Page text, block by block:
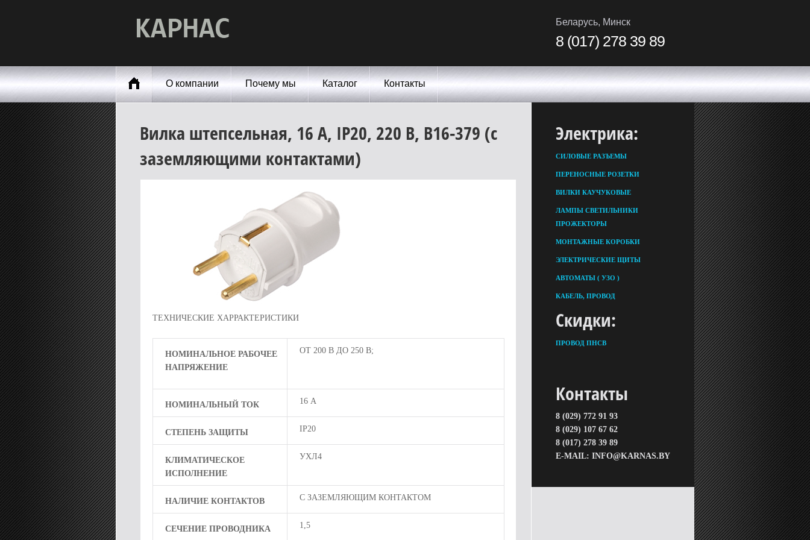
Беларусь, Минск
8 (017) 278 39 89
О компании Почему мы Каталог Контакты
Вилка штепсельная, 16 А, IP20, 220 В, В16-379 (с
заземляющими контактами)
ТЕХНИЧЕСКИЕ ХАРРАКТЕРИСТИКИ
НОМИНАЛЬНОЕ РАБОЧЕЕ
НАПРЯЖЕНИЕ
ОТ 200 В ДО 250 В;
НОМИНАЛЬНЫЙ ТОК 16 А
СТЕПЕНЬ ЗАЩИТЫ IP20
КЛИМАТИЧЕСКОЕ
ИСПОЛНЕНИЕ
УХЛ4
НАЛИЧИЕ КОНТАКТОВ С ЗАЗЕМЛЯЮЩИМ КОНТАКТОМ
СЕЧЕНИЕ ПРОВОДНИКА 1,5
Электрика:
СИЛОВЫЕ РАЗЪЕМЫ
ПЕРЕНОСНЫЕ РОЗЕТКИ
ВИЛКИ КАУЧУКОВЫЕ
ЛАМПЫ СВЕТИЛЬНИКИ
ПРОЖЕКТОРЫ
МОНТАЖНЫЕ КОРОБКИ
ЭЛЕКТРИЧЕСКИЕ ЩИТЫ
АВТОМАТЫ ( УЗО )
КАБЕЛЬ, ПРОВОД
Скидки:
ПРОВОД ПНСВ
Контакты
8 (029) 772 91 93
8 (029) 107 67 62
8 (017) 278 39 89
E-MAIL: INFO@KARNAS.BY